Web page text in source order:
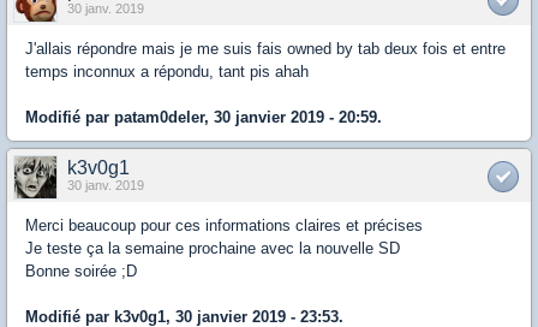
30 janv. 2019
J'allais répondre mais je me suis fais owned by tab deux fois et entre
temps inconnux a répondu, tant pis ahah
Modifié par patam0deler, 30 janvier 2019 - 20:59.
k3v0g1
30 janv. 2019
Merci beaucoup pour ces informations claires et précises
Je teste ça la semaine prochaine avec la nouvelle SD
Bonne soirée ;D
Modifié par k3v0g1, 30 janvier 2019 - 23:53.